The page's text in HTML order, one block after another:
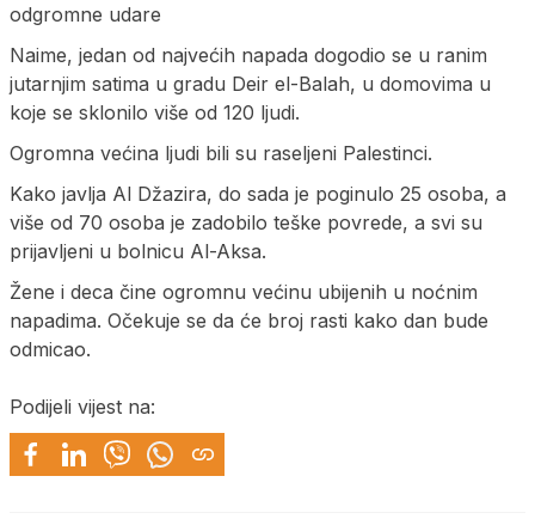
odgromne udare
Naime, jedan od najvećih napada dogodio se u ranim
jutarnjim satima u gradu Deir el-Balah, u domovima u
koje se sklonilo više od 120 ljudi.
Ogromna većina ljudi bili su raseljeni Palestinci.
Kako javlja Al Džazira, do sada je poginulo 25 osoba, a
više od 70 osoba je zadobilo teške povrede, a svi su
prijavljeni u bolnicu Al-Aksa.
Žene i deca čine ogromnu većinu ubijenih u noćnim
napadima. Očekuje se da će broj rasti kako dan bude
odmicao.
Podijeli vijest na: